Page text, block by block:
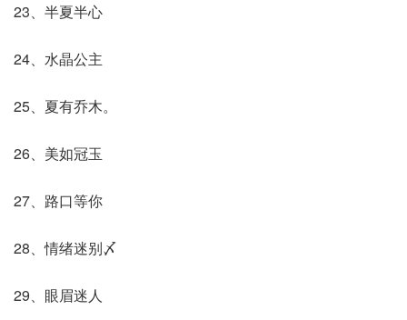
23、半夏半心
24、水晶公主
25、夏有乔木。
26、美如冠玉
27、路口等你
28、情绪迷别〆
29、眼眉迷人